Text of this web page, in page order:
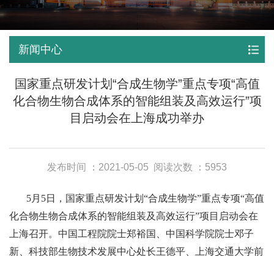
新闻中心
国家重点研发计划“合成生物学”重点专项“高值
化合物生物合成体系的智能组装及高效运行”项
目启动会在上海成功举办
发布时间 ：2021-05-05 阅读次数 ：5953
5月5日，国家重点研发计划“合成生物学”重点专项“高值
化合物生物合成体系的智能组装及高效运行”项目启动会在
上海召开。中国工程院院士郑裕国、中国科学院院士邓子
新、科技部生物技术发展中心处长王德平、上海交通大学前